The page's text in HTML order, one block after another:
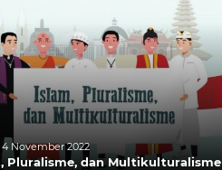
November 2022
Pluralisme, dan Multikulturalisme